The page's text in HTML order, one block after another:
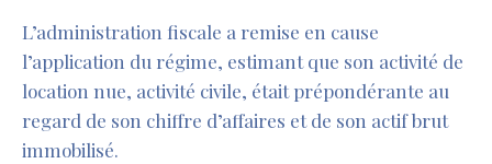
L’administration fiscale a remise en cause
l’application du régime, estimant que son activité de
location nue, activité civile, était prépondérante au
regard de son chiffre d’affaires et de son actif brut
immobilisé.